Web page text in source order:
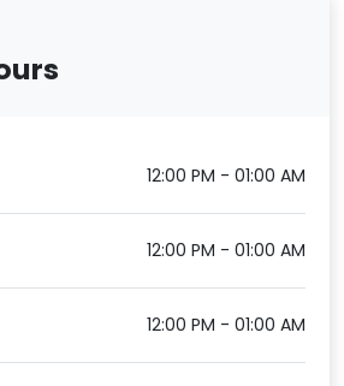
12:00 PM - 01:00 AM
12:00 PM - 01:00 AM
12:00 PM - 01:00 AM